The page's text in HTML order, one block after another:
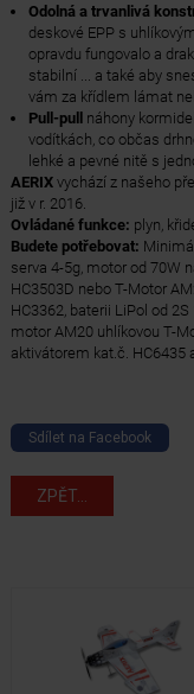
Odolná a trvanlivá
deskové EPP s
opravdu fungovalo a
stabilní ... a také aby
vám za křídlem lámat
Pull-pull
náhony
vodítkách, co občas
lehké a pevné nitě s
AERIXvychází z našeho
již v r. 2016.
Ovládané funkce: plyn,
Budete potřebovat:
serva 4-5g, motor od 70W
HC3503D nebo T-Motor
HC3362, baterii LiPol od
motor AM20 uhlíkovou T-
aktivátorem kat.č. HC6435
Sdílet na Facebook
ZPĚT...